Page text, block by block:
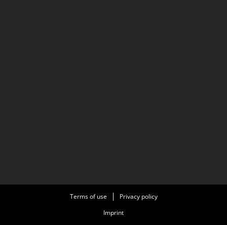
Terms of use
Privacy policy
Imprint